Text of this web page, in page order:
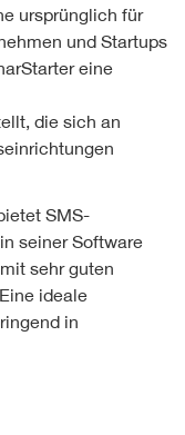
ursprünglich für
und Startups
eine
die sich an
SMS-
seiner Software
sehr guten
ideale
in